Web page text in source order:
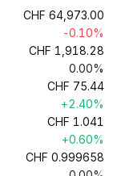
CHF 64,973.00
-0.10%
CHF 1,918.28
0.00%
CHF 75.44
+2.40%
CHF 1.041
+0.60%
CHF 0.999658